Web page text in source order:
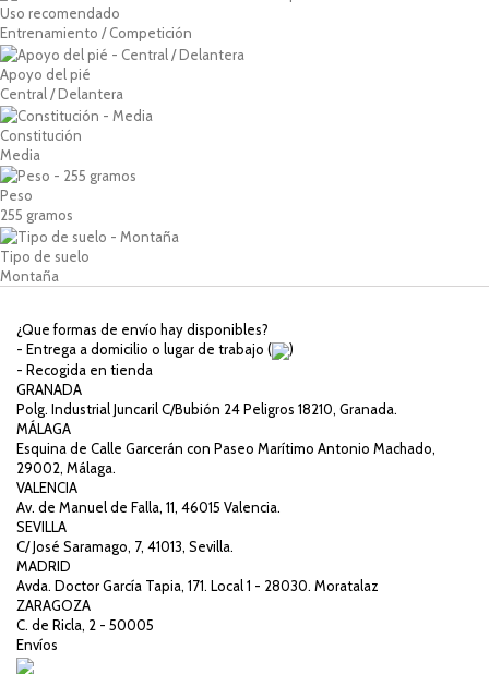
Uso recomendado
Entrenamiento / Competición
Apoyo del pié
Central / Delantera
Constitución
Media
Peso
255 gramos
Tipo de suelo
Montaña
¿Que formas de envío hay disponibles?
- Entrega a domicilio o lugar de trabajo (
)
- Recogida en tienda
GRANADA
Polg. Industrial Juncaril C/Bubión 24 Peligros 18210, Granada.
MÁLAGA
Esquina de Calle Garcerán con Paseo Marítimo Antonio Machado,
29002, Málaga.
VALENCIA
Av. de Manuel de Falla, 11, 46015 Valencia.
SEVILLA
C/ José Saramago, 7, 41013, Sevilla.
MADRID
Avda. Doctor García Tapia, 171. Local 1 - 28030. Moratalaz
ZARAGOZA
C. de Ricla, 2 - 50005
Envíos